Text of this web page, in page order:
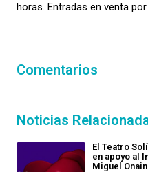
horas. Entradas en venta por
Comentarios
Noticias
El Teatro
en apoyo al
Miguel